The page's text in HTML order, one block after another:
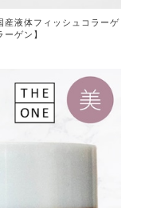
液体フィッシュコラーゲ
ゲン】